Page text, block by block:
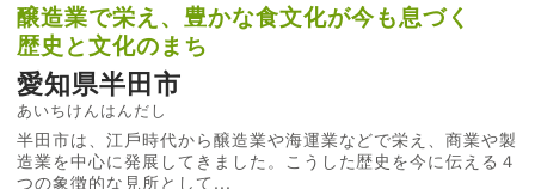
醸造業で栄え、豊かな食文化が今も息づく
歴史と文化のまち
愛知県半田市
あいちけんはんだし
半⽥市は、江⼾時代から醸造業や海運業などで栄え、商業や製
造業を中⼼に発展してきました。こうした歴史を今に伝える４
つの象徴的な⾒所として...